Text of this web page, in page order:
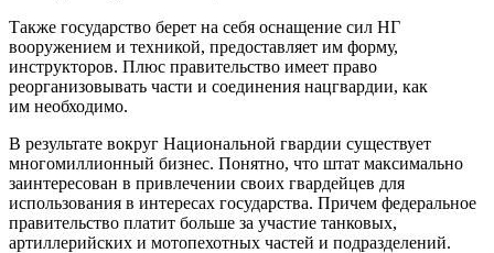
Также государство берет на себя оснащение сил НГ
вооружением и техникой, предоставляет им форму,
инструкторов. Плюс правительство имеет право
реорганизовывать части и соединения нацгвардии, как
им необходимо.
В результате вокруг Национальной гвардии существует
многомиллионный бизнес. Понятно, что штат максимально
заинтересован в привлечении своих гвардейцев для
использования в интересах государства. Причем федеральное
правительство платит больше за участие танковых,
артиллерийских и мотопехотных частей и подразделений.